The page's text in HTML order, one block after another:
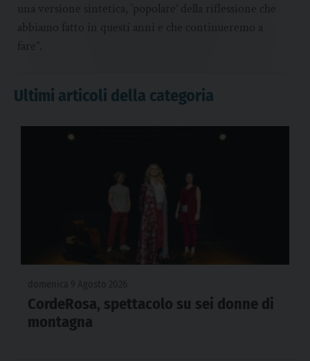
una versione sintetica, ‘popolare’ della riflessione che
abbiamo fatto in questi anni e che continueremo a
fare”.
Ultimi articoli della categoria
CordeRosa, spettacolo su sei donne di
montagna